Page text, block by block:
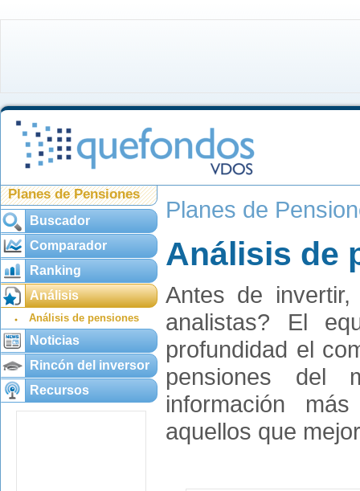
Planes de Pensiones
Buscador
Comparador
Ranking
Análisis
Análisis de pensiones
Noticias
Rincón del inversor
Recursos
Planes de
Análisis de
Antes de
analistas? El
profundidad el
pensiones del
información
aquellos que